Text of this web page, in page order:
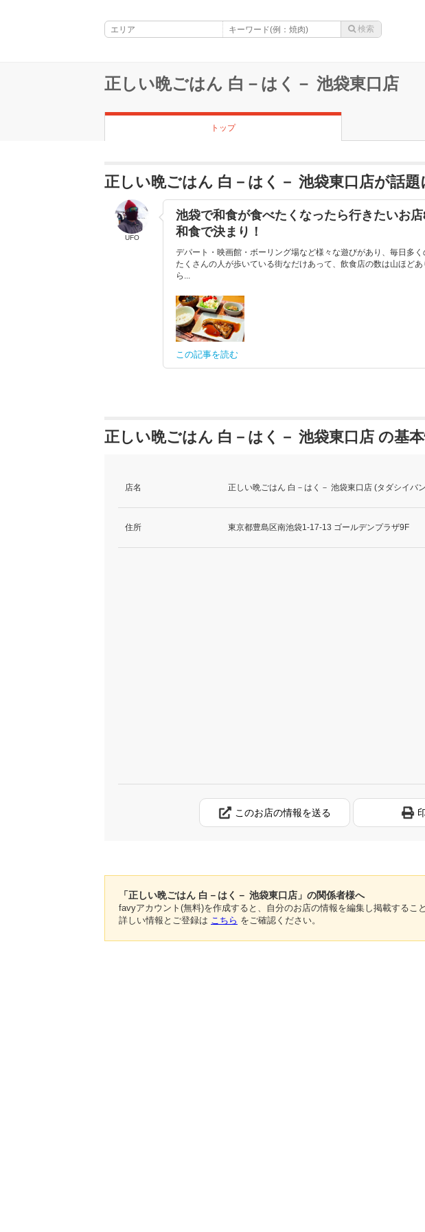
正しい晩ごはん 白－はく－ 池袋東口店
トップ
正しい晩ごはん 白－はく－ 池袋東口店が話
UFO
池袋で和食が食べたくなったら行きたいお
和食で決まり！
デパート・映画館・ボーリング場など様々な遊びがあり、毎日多
たくさんの人が歩いている街なだけあって、飲食店の数は山ほど
ら...
この記事を読む
正しい晩ごはん 白－はく－ 池袋東口店 の基
店名 正しい晩ごはん 白－はく－ 池袋東口店 (タダシイバ
住所 東京都豊島区南池袋1-17-13 ゴールデンプラザ9F
このお店の情報を送る
「正しい晩ごはん 白－はく－ 池袋東口店」の関係者様へ
favyアカウント(無料)を作成すると、自分のお店の情報を編集し掲載するこ
詳しい情報とご登録は こちら をご確認ください。